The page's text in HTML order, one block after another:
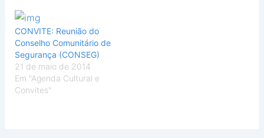
CONVITE: Reunião do
Conselho Comunitário de
Segurança (CONSEG)
21 de maio de 2014
Em "Agenda Cultural e
Convites"